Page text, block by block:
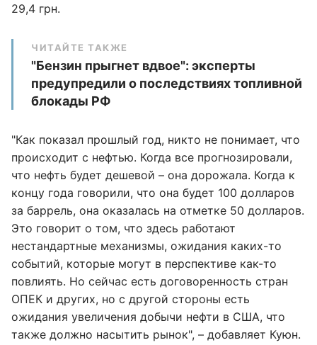
29,4 грн.
ЧИТАЙТЕ ТАКЖЕ
"Бензин прыгнет вдвое": эксперты
предупредили о последствиях топливной
блокады РФ
"Как показал прошлый год, никто не понимает, что
происходит с нефтью. Когда все прогнозировали,
что нефть будет дешевой – она дорожала. Когда к
концу года говорили, что она будет 100 долларов
за баррель, она оказалась на отметке 50 долларов.
Это говорит о том, что здесь работают
нестандартные механизмы, ожидания каких-то
событий, которые могут в перспективе как-то
повлиять. Но сейчас есть договоренность стран
ОПЕК и других, но с другой стороны есть
ожидания увеличения добычи нефти в США, что
также должно насытить рынок", – добавляет Куюн.